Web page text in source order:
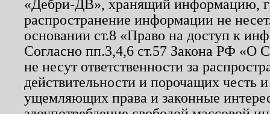
«Дебри-ДВ», хранящий информацию,
распространение информации не
основании ст.8 «Право на доступ к
Согласно пп.3,4,6 ст.57 Закона РФ «О
не несут ответственности за
действительности и порочащих честь
ущемляющих права и законные